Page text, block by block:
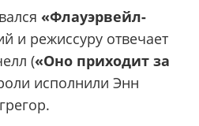
«Флауэрвейл-
и режиссуру отвечает
(«Оно приходит за
исполнили Энн